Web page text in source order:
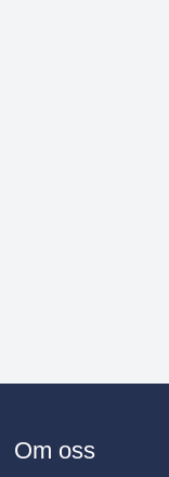
Om oss